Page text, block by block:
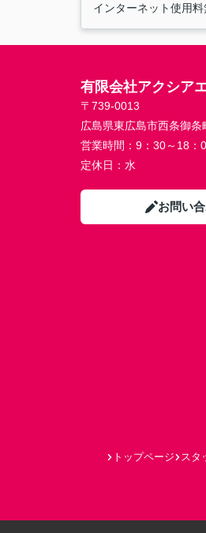
インターネット使用
有限会社アクシア
〒739-0013
広島県東広島市西条御条
営業時間： 9：30～18：
定休日： 水
お問い
トップページ スタ